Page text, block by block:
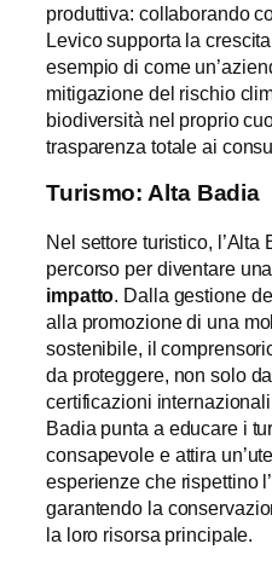
produttiva: collaborando
Levico supporta la
esempio di come
mitigazione del rischio
biodiversità nel proprio
trasparenza totale ai
Turismo: Alta Badia
Nel settore turistico, l’Alta
percorso per diventare
impatto. Dalla gestione
alla promozione di una
sostenibile, il
da proteggere, non solo
certificazioni
Badia punta a educare i
consapevole e attira
esperienze che rispettino
garantendo la
la loro risorsa principale.